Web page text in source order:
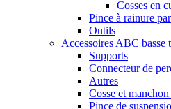
Cosses en
Pince à rainure
Outils
Accessoires ABC basse
Supports
Connecteur de
Autres
Cosse et
Pince de